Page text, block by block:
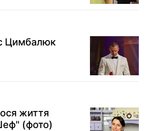
Цимбалюк
життя
(фото)